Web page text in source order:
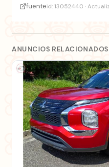
fuenteid: 13052440 ·
ANUNCIOS RELACIONADOS